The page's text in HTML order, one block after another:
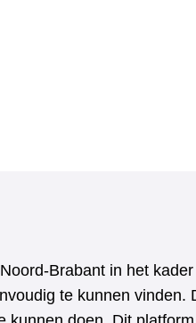
Brabant in het
te kunnen vinden.